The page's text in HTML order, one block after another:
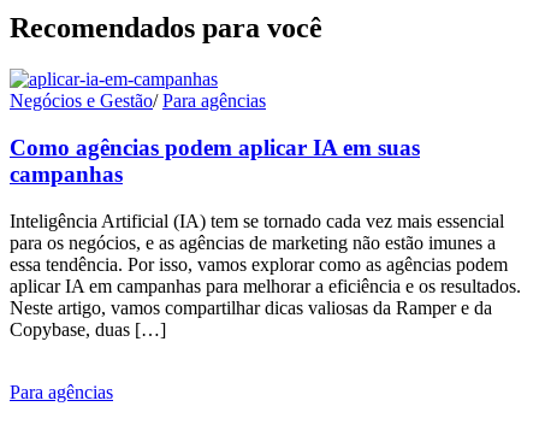
Recomendados para você
Negócios e Gestão/Para agências
Como agências podem aplicar IA em suas
campanhas
Inteligência Artificial (IA) tem se tornado cada vez mais essencial
para os negócios, e as agências de marketing não estão imunes a
essa tendência. Por isso, vamos explorar como as agências podem
aplicar IA em campanhas para melhorar a eficiência e os resultados.
Neste artigo, vamos compartilhar dicas valiosas da Ramper e da
Copybase, duas […]
Para agências